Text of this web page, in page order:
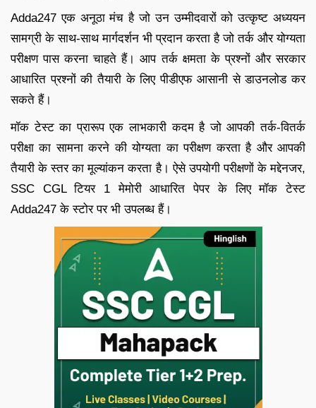
Adda247 एक अनूठा मंच है जो उन उम्मीदवारों को उत्कृष्ट अध्ययन
सामग्री के साथ-साथ मार्गदर्शन भी प्रदान करता है जो तर्क और योग्यता
परीक्षण पास करना चाहते हैं। आप तर्क क्षमता के प्रश्नों और सरकार
आधारित प्रश्नों की तैयारी के लिए पीडीएफ आसानी से डाउनलोड कर
सकते हैं।
मॉक टेस्ट का प्रारूप एक लाभकारी कदम है जो आपकी तर्क-वितर्क
परीक्षा का सामना करने की योग्यता का परीक्षण करता है और आपकी
तैयारी के स्तर का मूल्यांकन करता है। ऐसे उपयोगी परीक्षणों के मद्देनजर,
SSC CGL टियर 1 मेमोरी आधारित पेपर के लिए मॉक टेस्ट
Adda247 के स्टोर पर भी उपलब्ध हैं।